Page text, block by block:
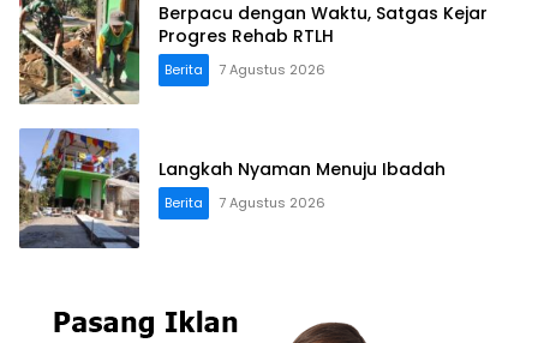
Berpacu dengan Waktu, Satgas Kejar
Progres Rehab RTLH
Berita 7 Agustus 2026
Langkah Nyaman Menuju Ibadah
Berita 7 Agustus 2026